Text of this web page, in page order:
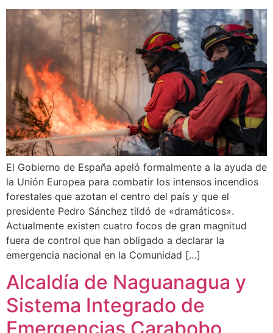
El Gobierno de España apeló formalmente a la ayuda de
la Unión Europea para combatir los intensos incendios
forestales que azotan el centro del país y que el
presidente Pedro Sánchez tildó de «dramáticos».
Actualmente existen cuatro focos de gran magnitud
fuera de control que han obligado a declarar la
emergencia nacional en la Comunidad […]
Alcaldía de Naguanagua y
Sistema Integrado de